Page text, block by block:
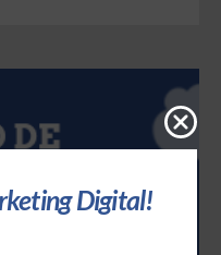
Digital!